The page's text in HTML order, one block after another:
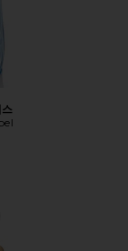
FRANCESCA 원피스